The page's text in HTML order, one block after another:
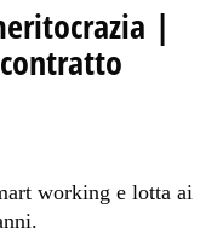
|
working e lotta ai